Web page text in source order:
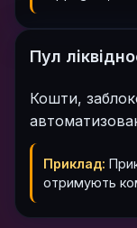
Пул
Кошти,
Приклад:
отримують